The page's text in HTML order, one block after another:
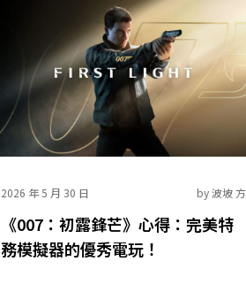
2026 年 5 月 30 日 by波坡 方
《007：初露鋒芒》心得：完美特
務模擬器的優秀電玩！